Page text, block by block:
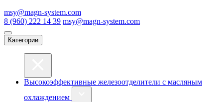
msy@magn-system.com
8 (960) 222 14 39 msy@magn-system.com
Категории
Высокоэффективные железоотделители с масляным
охлаждением